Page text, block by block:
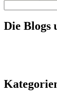
Die Blogs